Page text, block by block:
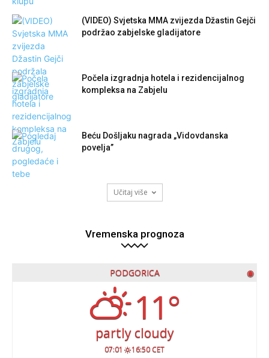
(VIDEO) Svjetska MMA zvijezda Džastin Gejči
podržao zabjelske gladijatore
Počela izgradnja hotela i rezidencijalnog
kompleksa na Zabjelu
Beću Došljaku nagrada „Vidovdanska
povelja”
Učitaj više
Vremenska prognoza
PODGORICA ◉
11°
partly cloudy
07:01 16:50 CET